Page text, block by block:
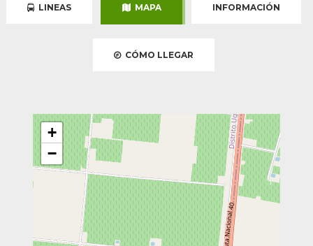
LINEAS MAPA INFORMACIÓN
CÓMO LLEGAR
+
−